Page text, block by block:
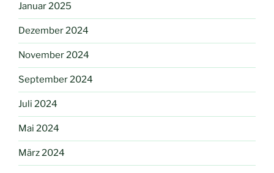
Januar 2025
Dezember 2024
November 2024
September 2024
Juli 2024
Mai 2024
März 2024